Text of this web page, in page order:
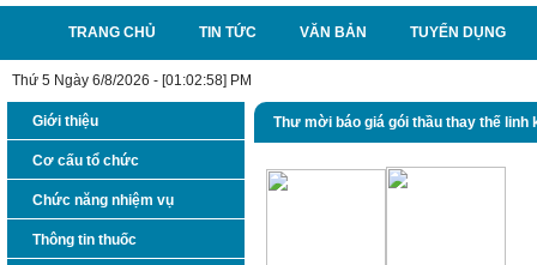
TRANG CHỦ TIN TỨC VĂN BẢN TUYỂN DỤNG
Thứ 5 Ngày 6/8/2026 - [01:02:58] PM
Giới thiệu
Cơ cấu tổ chức
Chức năng nhiệm vụ
Thông tin thuốc
Thư mời báo giá gói thầu thay thế